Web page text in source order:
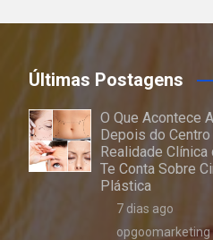
Últimas Postagens
O Que Acontece
Depois do
Realidade Clínica
Te Conta Sobre
Plástica
7 dias ago
opgoomarketing